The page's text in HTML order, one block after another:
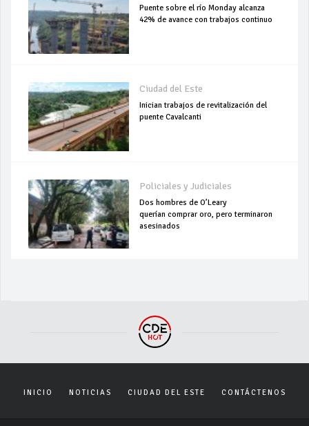
Puente sobre el río Monday alcanza
42% de avance con trabajos continuo
Ciudad del Este
Inician trabajos de revitalización del
puente Cavalcanti
Policiales y Judiciales
Dos hombres de O’Leary
querían comprar oro, pero terminaron
asesinados
INICIO NOTICIAS CIUDAD DEL ESTE CONTÁCTENOS